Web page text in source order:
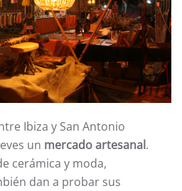
Ibiza y San Antonio
un mercado artesanal.
cerámica y moda,
dan a probar sus